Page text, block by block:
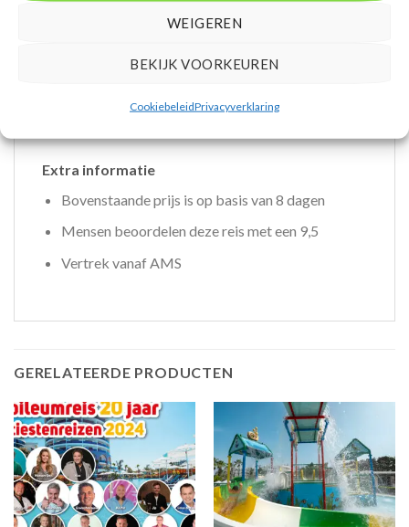
WEIGEREN
BEKIJK VOORKEUREN
CookiebeleidPrivacyverklaring
drinkfaciliteiten * Koffie- en theefaciliteiten *
badjassen en badslippers * Wifi * Balkon of terras
Extra informatie
Bovenstaande prijs is op basis van 8 dagen
Mensen beoordelen deze reis met een 9,5
Vertrek vanaf AMS
GERELATEERDE PRODUCTEN